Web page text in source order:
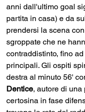
anni dall'ultimo goal
partita in casa) e da
prendersi la scena
sgroppate che ne
contraddistinto, fino
principali. Gli ospiti
destra al minuto 56'
Dentice, autore di
certosina in fase